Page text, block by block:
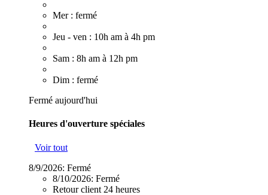
Mer : fermé
Jeu - ven : 10h am à 4h pm
Sam : 8h am à 12h pm
Dim : fermé
Fermé aujourd'hui
Heures d'ouverture spéciales
Voir tout
8/9/2026: Fermé
8/10/2026: Fermé
Retour client 24 heures